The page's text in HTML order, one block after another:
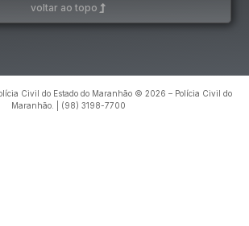
voltar ao topo
Civil do Estado do Maranhão © 2026 – Polícia Civil do
Maranhão. | (98) 3198-7700